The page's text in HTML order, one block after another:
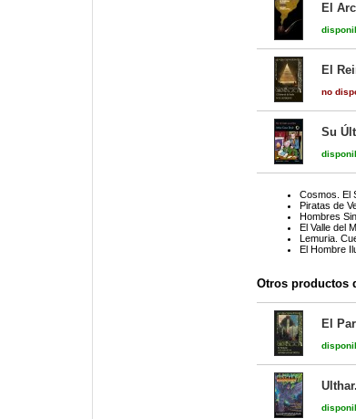
El
El
no
Su
Cosmos. El
Piratas de
Hombres
El Valle del
Lemuria.
El Hombre
Otros productos
El